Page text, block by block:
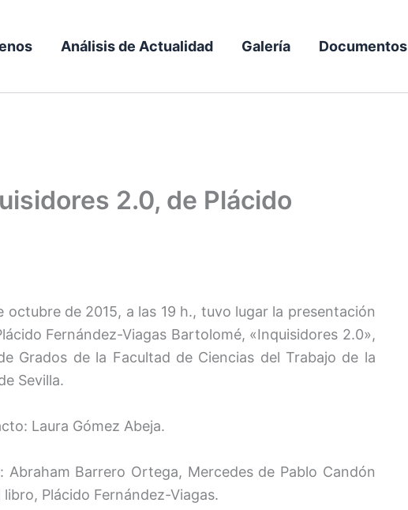
Análisis de Actualidad Galería Documentos
2.0, de Plácido
octubre de 2015, a las 19 h., tuvo lugar la presentación
Fernández-Viagas Bartolomé, «Inquisidores 2.0»,
Grados de la Facultad de Ciencias del Trabajo de la
Sevilla.
Laura Gómez Abeja.
Abraham Barrero Ortega, Mercedes de Pablo Candón
Plácido Fernández-Viagas.